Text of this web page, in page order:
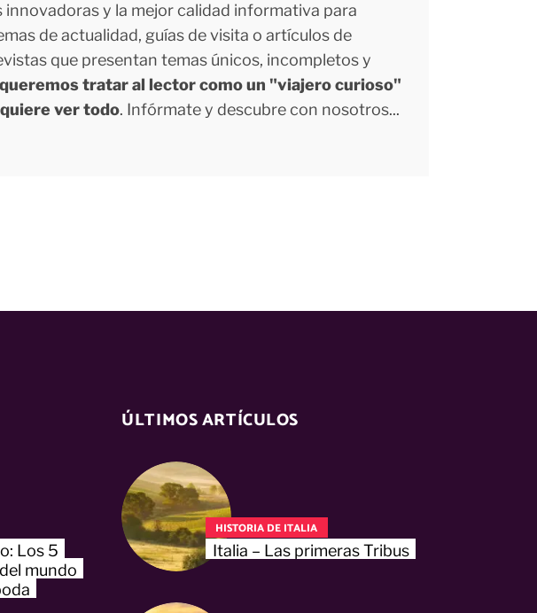
innovadoras y la mejor calidad informativa para
de actualidad, guías de visita o artículos de
que presentan temas únicos, incompletos y
queremos tratar al lector como un "viajero curioso"
ver todo. Infórmate y descubre con nosotros...
Los 5
mundo
ÚLTIMOS ARTÍCULOS
HISTORIA DE ITALIA
Italia – Las primeras Tribus